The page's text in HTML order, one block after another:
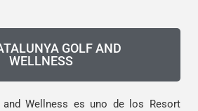
GOLF AND
WELLNESS
and Wellness es uno de los Resort